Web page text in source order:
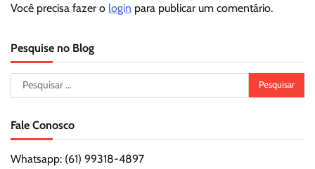
Você precisa fazer o login para publicar um comentário.
Pesquise no Blog
Pesquisar
por:
Fale Conosco
Whatsapp: (61) 99318-4897